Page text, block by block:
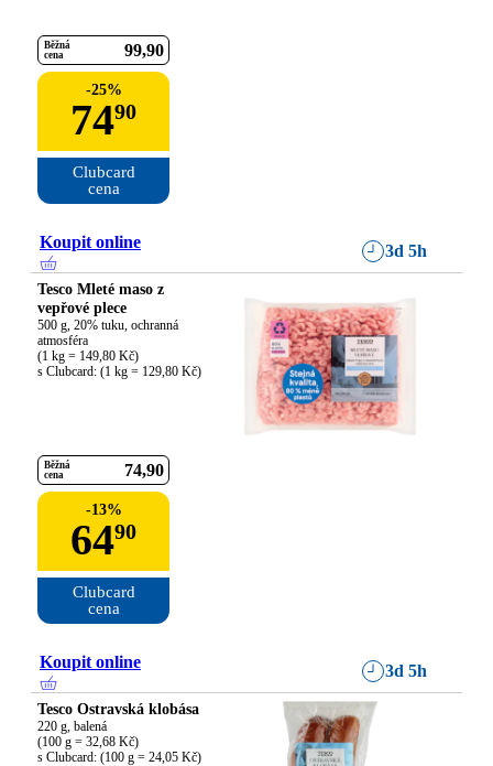
Běžná
cena
99 90
-25%
7490
Clubcard
cena
Koupit online 3d 5h
Tesco Mleté maso z
vepřové plece
500 g, 20% tuku, ochranná
atmosféra
(1 kg = 149,80 Kč)
s Clubcard: (1 kg = 129,80 Kč)
Běžná
cena
74 90
-13%
6490
Clubcard
cena
Koupit online 3d 5h
Tesco Ostravská klobása
220 g, balená
(100 g = 32,68 Kč)
s Clubcard: (100 g = 24,05 Kč)